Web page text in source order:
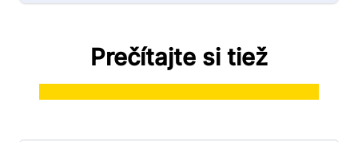
Prečítajte si tiež